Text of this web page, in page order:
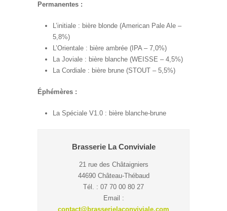
Permanentes :
L’initiale : bière blonde (American Pale Ale –
5,8%)
L’Orientale : bière ambrée (IPA – 7,0%)
La Joviale : bière blanche (WEISSE – 4,5%)
La Cordiale : bière brune (STOUT – 5,5%)
Éphémères :
La Spéciale V1.0 : bière blanche-brune
Brasserie La Conviviale
21 rue des Châtaigniers
44690 Château-Thébaud
Tél. : 07 70 00 80 27
Email :
contact@brasserielaconviviale.com